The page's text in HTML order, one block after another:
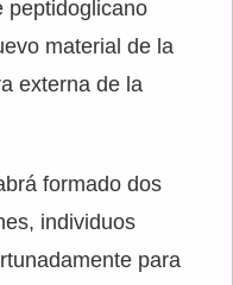
peptidoglicano
material de la
externa de la
formado dos
individuos
para